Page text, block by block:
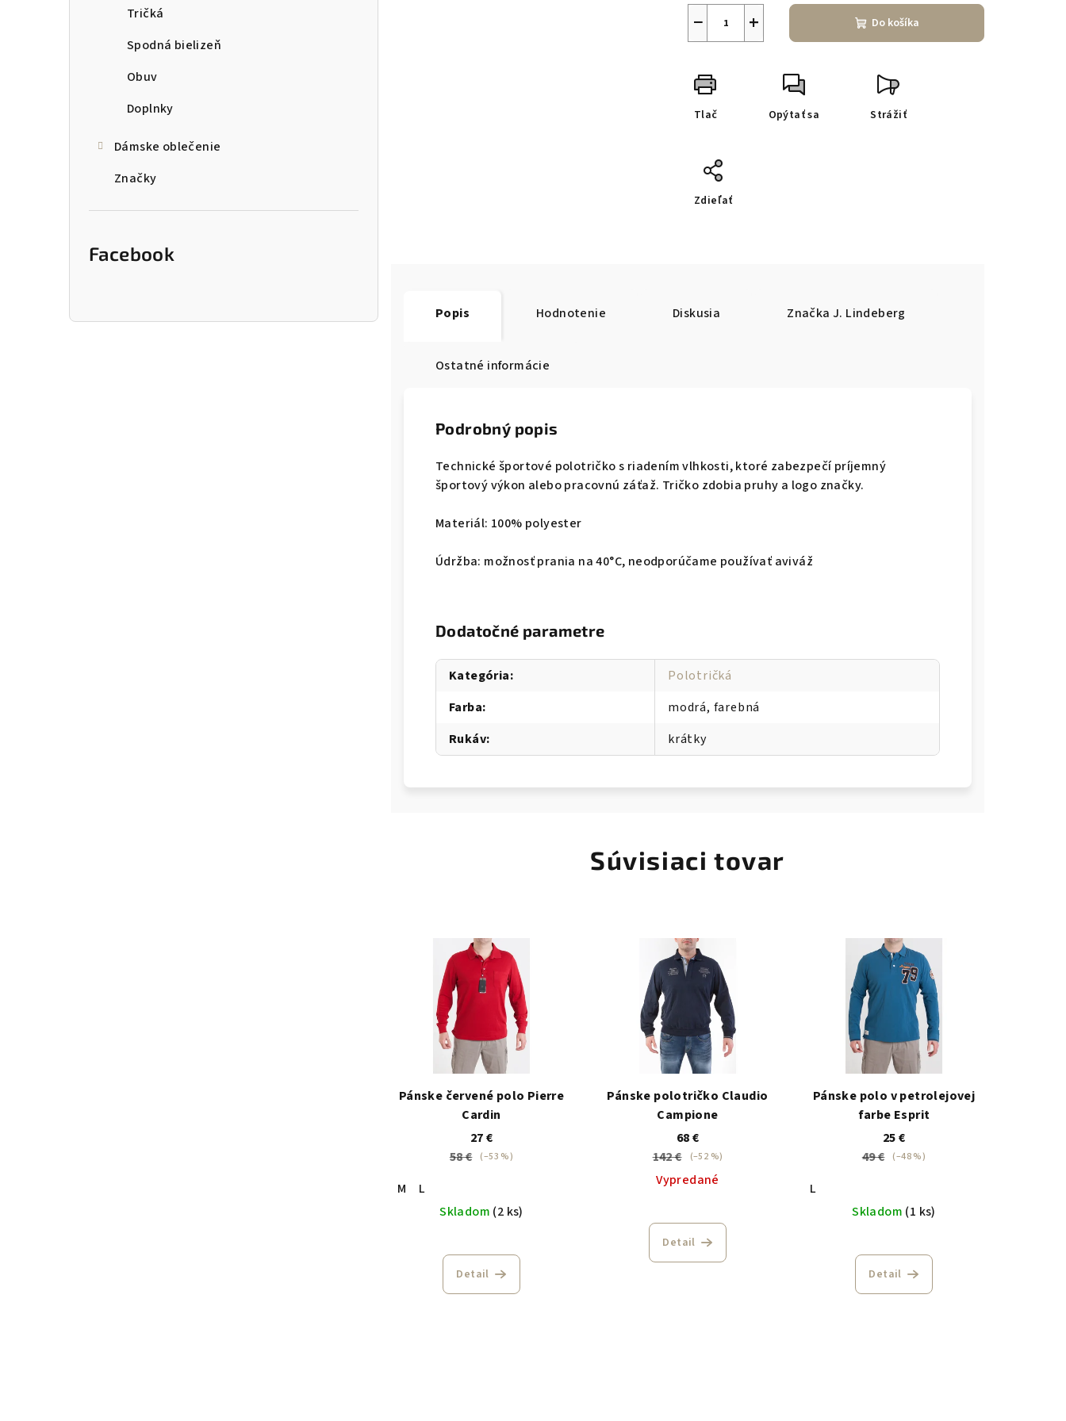
Tričká
Spodná bielizeň
Obuv
Doplnky
Dámske oblečenie
Značky
Facebook
+
− Do košíka
Tlač Opýtať sa Strážiť
Zdieľať
Popis Hodnotenie Diskusia Značka J. Lindeberg
Ostatné informácie
Podrobný popis
Technické športové polotričko s riadením vlhkosti, ktoré zabezpečí príjemný
športový výkon alebo pracovnú záťaž. Tričko zdobia pruhy a logo značky.
Materiál: 100% polyester
Údržba: možnosť prania na 40°C, neodporúčame používať aviváž
Dodatočné parametre
Kategória:
Polotričká
Farba:
modrá, farebná
Rukáv: krátky
Súvisiaci tovar
Pánske červené polo Pierre
Cardin
27 €
58 €
(–53 %)
M
L
Skladom (2 ks)
Detail
Pánske polotričko Claudio
Campione
68 €
142 €
(–52 %)
Vypredané
Detail
Pánske polo v petrolejovej
farbe Esprit
25 €
49 €
(–48 %)
L
Skladom (1 ks)
Detail